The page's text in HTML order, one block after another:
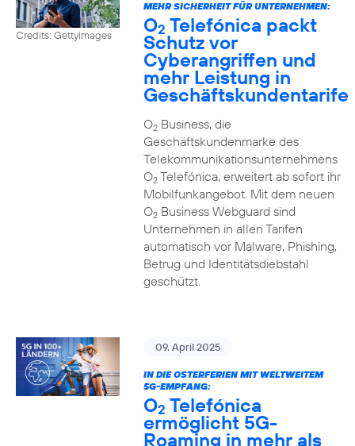
Credits: Gettyimages
MEHR SICHERHEIT FÜR UNTERNEHMEN:
O2 Telefónica packt
Schutz vor
Cyberangriffen und
mehr Leistung in
Geschäftskundentarife
O2Business, die
Geschäftskundenmarke des
Telekommunikationsunternehmens
O2Telefónica, erweitert ab sofort ihr
Mobilfunkangebot. Mit dem neuen
O2Business Webguard sind
Unternehmen in allen Tarifen
automatisch vor Malware, Phishing,
Betrug und Identitätsdiebstahl
geschützt.
09. April 2025
IN DIE OSTERFERIEN MIT WELTWEITEM
5G-EMPFANG:
O2 Telefónica
ermöglicht 5G-
Roaming in mehr als